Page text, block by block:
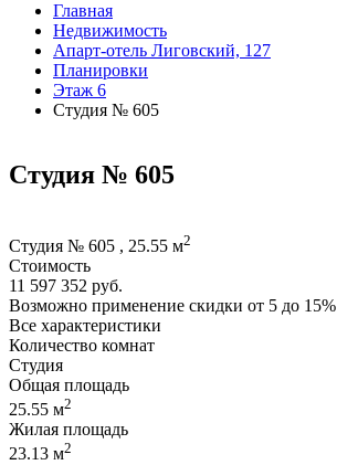
Главная
Недвижимость
Апарт-отель Лиговский, 127
Планировки
Этаж 6
Студия № 605
Студия № 605
Студия № 605 , 25.55 м2
Стоимость
11 597 352 руб.
Возможно применение скидки от 5 до 15%
Все характеристики
Количество комнат
Студия
Общая площадь
25.55 м2
Жилая площадь
23.13 м2